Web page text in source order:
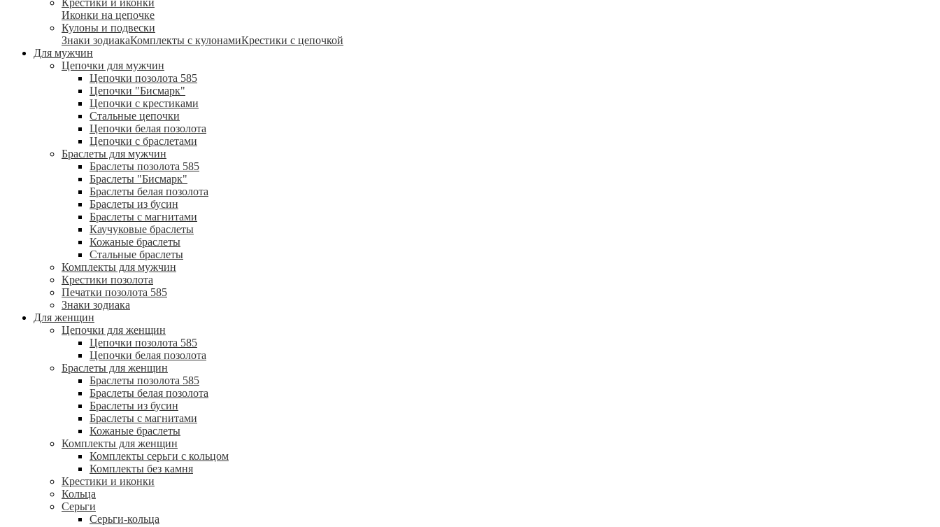
Крестики и иконки
Иконки на цепочке
Кулоны и подвески
Знаки зодиакаКомплекты с кулонамиКрестики с цепочкой
Для мужчин
Цепочки для мужчин
Цепочки позолота 585
Цепочки "Бисмарк"
Цепочки с крестиками
Стальные цепочки
Цепочки белая позолота
Цепочки с браслетами
Браслеты для мужчин
Браслеты позолота 585
Браслеты "Бисмарк"
Браслеты белая позолота
Браслеты из бусин
Браслеты с магнитами
Каучуковые браслеты
Кожаные браслеты
Стальные браслеты
Комплекты для мужчин
Крестики позолота
Печатки позолота 585
Знаки зодиака
Для женщин
Цепочки для женщин
Цепочки позолота 585
Цепочки белая позолота
Браслеты для женщин
Браслеты позолота 585
Браслеты белая позолота
Браслеты из бусин
Браслеты с магнитами
Кожаные браслеты
Комплекты для женщин
Комплекты серьги с кольцом
Комплекты без камня
Крестики и иконки
Кольца
Серьги
Серьги-кольца